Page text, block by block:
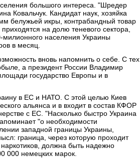
большого интереса. "Шредер
Ковальчук. Кандидат наук, хозяйка
белужьей икры, контрабандный товар
на долю теневого сектора,
милионного населения Украины
в месяц.
вновь напомнить о себе. С тех
а президент России Владимир
государство Европы и в
в ЕС и НАТО. С этой целью Киев
альянса и в входит в состав КФОР
с ЕС. "Насколько быстро Украина
"о необходимости
западной границы Украины,
граница, через которую проходит
должна быть надежно
000 немецких марок.